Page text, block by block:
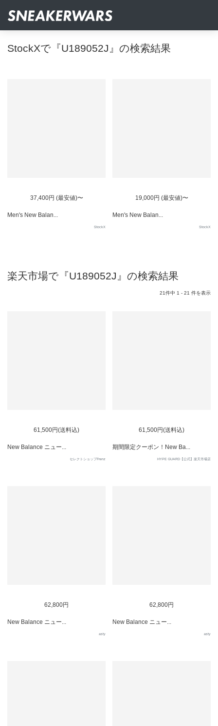
StockXで『U189052J』の検索結果
37,400円 (最安値)〜
Men's New Balan...
StockX
19,000円 (最安値)〜
Men's New Balan...
StockX
楽天市場で『U189052J』の検索結果
21件中 1 - 21 件を表示
61,500円(送料込)
New Balance ニュー...
セレクトショップFrenz
61,500円(送料込)
期間限定クーポン！New Ba...
HYPE GUARD【公式】楽天市場店
62,800円
New Balance ニュー...
asty
62,800円
New Balance ニュー...
asty